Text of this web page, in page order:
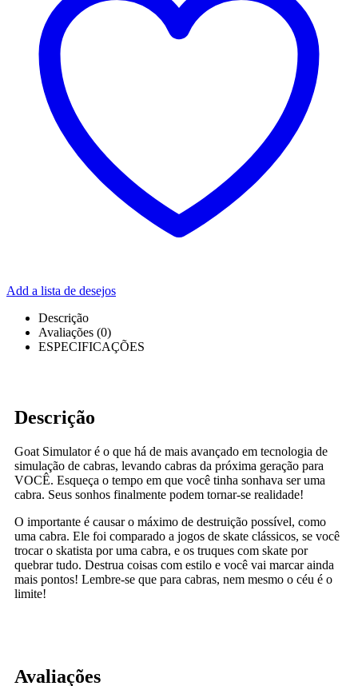
Add a lista de desejos
Descrição
Avaliações (0)
ESPECIFICAÇÕES
Descrição
Goat Simulator é o que há de mais avançado em tecnologia de
simulação de cabras, levando cabras da próxima geração para
VOCÊ. Esqueça o tempo em que você tinha sonhava ser uma
cabra. Seus sonhos finalmente podem tornar-se realidade!
O importante é causar o máximo de destruição possível, como
uma cabra. Ele foi comparado a jogos de skate clássicos, se você
trocar o skatista por uma cabra, e os truques com skate por
quebrar tudo. Destrua coisas com estilo e você vai marcar ainda
mais pontos! Lembre-se que para cabras, nem mesmo o céu é o
limite!
Avaliações